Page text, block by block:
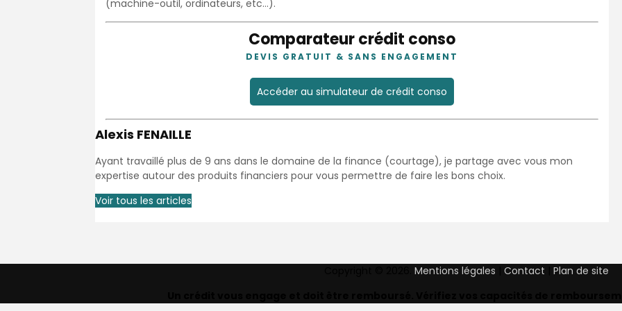
(machine-outil, ordinateurs, etc…).
Comparateur crédit conso
DEVIS GRATUIT & SANS ENGAGEMENT
Accéder au simulateur de crédit conso
Alexis FENAILLE
Ayant travaillé plus de 9 ans dans le domaine de la finance (courtage), je partage avec vous mon
expertise autour des produits financiers pour vous permettre de faire les bons choix.
Voir tous les articles
Mentions légales Contact
Plan de site